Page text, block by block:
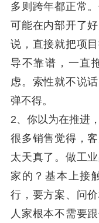
多则跨年都正常
可能在内部开了
说，直接就把项
导不靠谱，一直
虑。索性就不说
弹不得。
2、你以为在推进
很多销售觉得，
太天真了。做工
家的？基本上接
行，要方案、问
人家根本不需要